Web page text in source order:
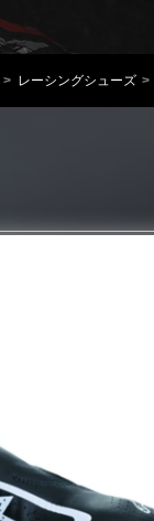
レーシングシューズ